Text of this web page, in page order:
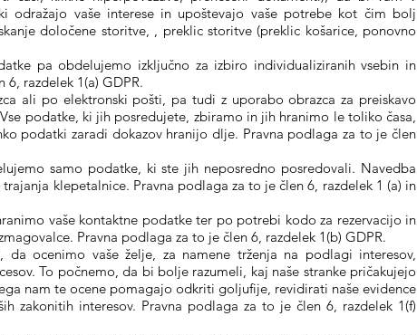
odražajo vaše interese in upoštevajo vaše potrebe kot čim bolj
določene storitve, , preklic storitve (preklic košarice, ponovno
pa obdelujemo izključno za izbiro individualiziranih vsebin in
razdelek 1(a) GDPR.
ali po elektronski pošti, pa tudi z uporabo obrazca za preiskavo
podatke, ki jih posredujete, zbiramo in jih hranimo le toliko časa,
podatki zaradi dokazov hranijo dlje. Pravna podlaga za to je člen
samo podatke, ki ste jih neposredno posredovali. Navedba
klepetalnice. Pravna podlaga za to je člen 6, razdelek 1 (a) in
vaše kontaktne podatke ter po potrebi kodo za rezervacijo in
Pravna podlaga za to je člen 6, razdelek 1(b) GDPR.
ocenimo vaše želje, za namene trženja na podlagi interesov,
To počnemo, da bi bolje razumeli, kaj naše stranke pričakujejo
nam te ocene pomagajo odkriti goljufije, revidirati naše evidence
zakonitih interesov. Pravna podlaga za to je člen 6, razdelek 1(f)